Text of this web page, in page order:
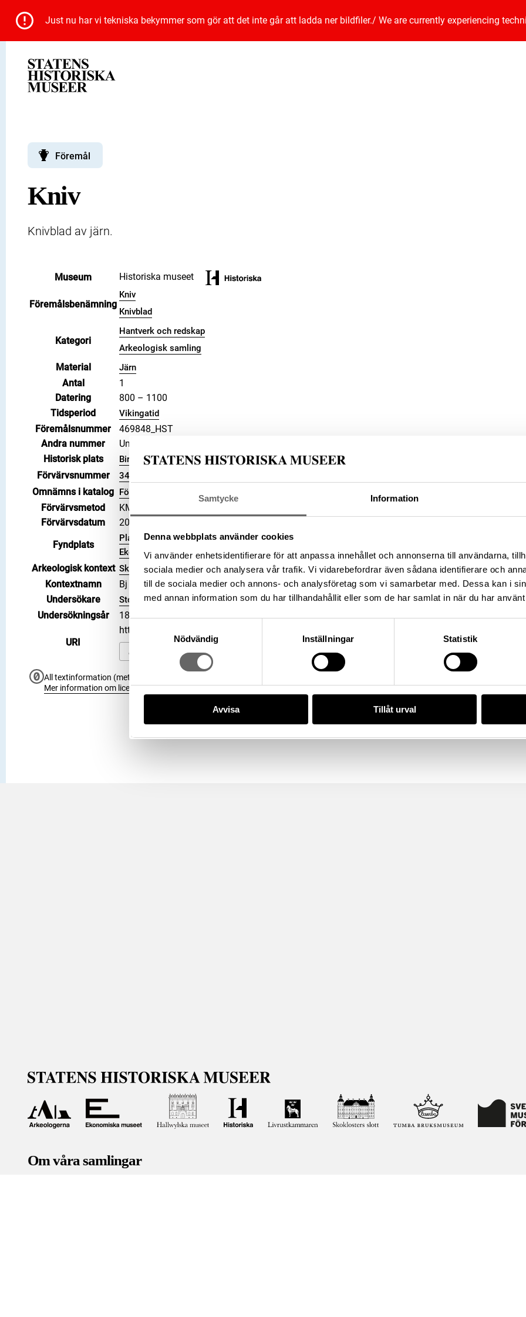
Samtycke Information
Denna webbplats använder cookies
Vi använder enhetsidentifierare för att anpassa innehållet och annonserna till användarna,
sociala medier och analysera vår trafik. Vi vidarebefordrar även sådana identifierare och
till de sociala medier och annons- och analysföretag som vi samarbetar med. Dessa kan i
med annan information som du har tillhandahållit eller som de har samlat in när du har
Nödvändig
Inställningar Statistik
Avvisa Tillåt urval
Just nu har vi tekniska bekymmer som gör att det inte går att ladda ner bildfiler./ We are currently experiencing
Föremål
Kniv
Knivblad av järn.
Museum Historiska museet
Föremålsbenämning
Kniv
Knivblad
Kategori
Hantverk och redskap
Arkeologisk samling
Material Järn
Antal
1
Datering
800 – 1100
Tidsperiod
Vikingatid
Föremålsnummer
469848_HST
Andra nummer
Undernummer: Bj 725
Historisk plats
Birka, Adelsö socken
Förvärvsnummer 34000
Omnämns i katalog Förvärv: 34000 på Catview
Förvärvsmetod
KML
Förvärvsdatum
2000
Fyndplats
Plats: Björkö, Hemlanden, Fornlämning: L2017:1904, Socken: Adelsö socken, Kommun:
Ekerö kommun, Landskap: Uppland, Land: Sverige
Arkeologisk kontext Skelettgrav, Grav, Hög: 725
Kontextnamn
Bj 725
Undersökare
Stolpe, Hjalmar
Undersökningsår 1879
URI
https://samlingar.shm.se/object/2DE71FF0-9FC9-47AE-987E-2A9EDF5FD077
All textinformation (metadata) på denna sida är fri att använda enligt licensen CC0.
Mer information om licenser hos Statens historiska museer.
Om våra samlingar